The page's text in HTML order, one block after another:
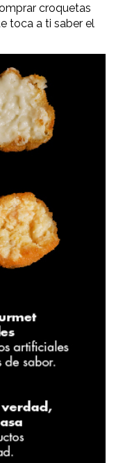
croquetas
toca a ti saber el